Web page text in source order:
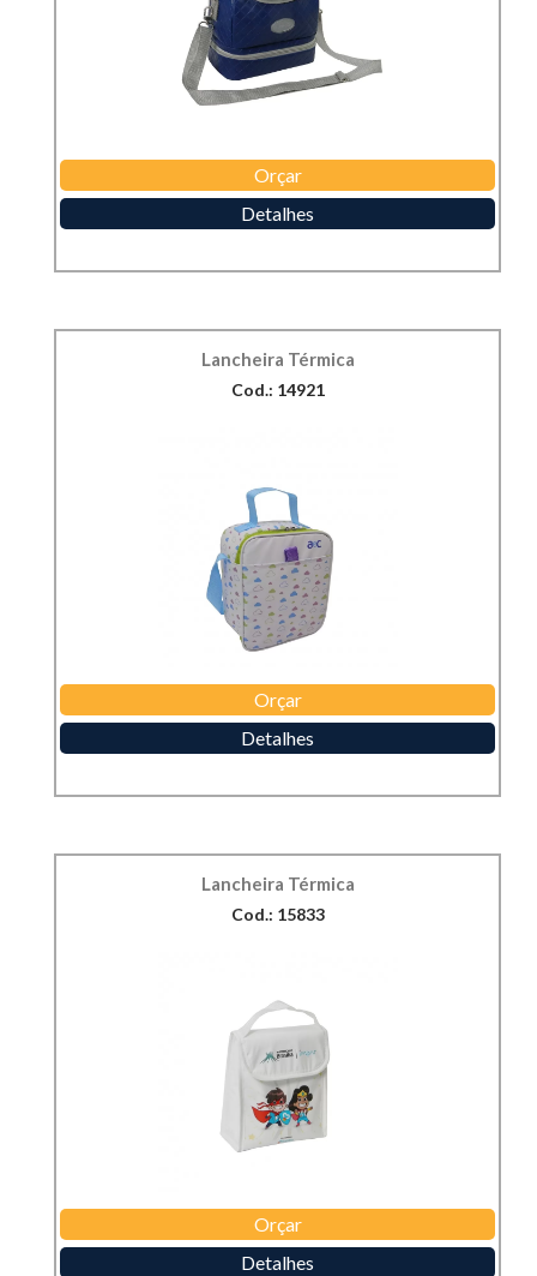
Orçar
Detalhes
Lancheira Térmica
Cod.: 14921
Orçar
Detalhes
Lancheira Térmica
Cod.: 15833
Orçar
Detalhes